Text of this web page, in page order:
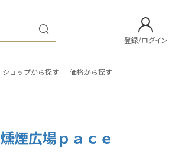
登録/ログイン
ショップから探す 価格から探す
燻煙広場ｐａｃｅ